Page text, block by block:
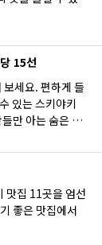
15선
세요. 편하게 들
있는 스키야키
만 아는 숨은 명
맛집 11곳을 엄선
좋은 맛집에서